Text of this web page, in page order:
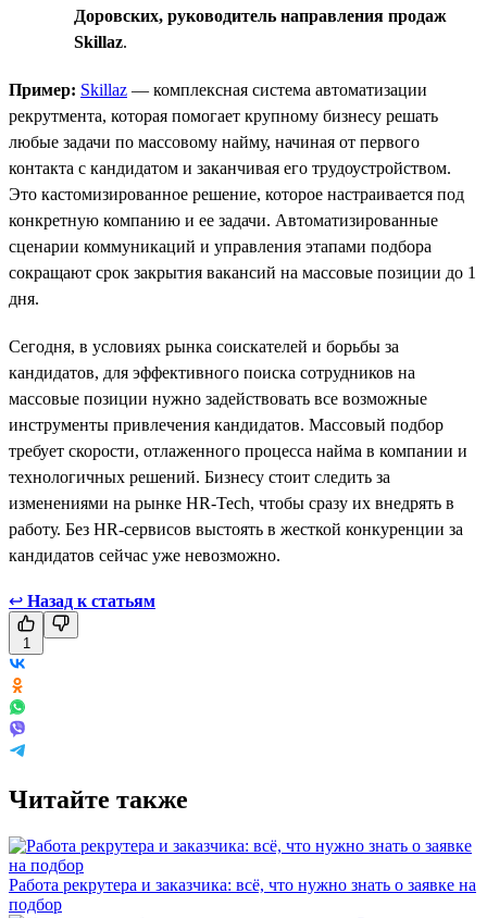
Доровских, руководитель направления продаж
Skillaz.
Пример: Skillaz — комплексная система автоматизации
рекрутмента, которая помогает крупному бизнесу решать
любые задачи по массовому найму, начиная от первого
контакта с кандидатом и заканчивая его трудоустройством.
Это кастомизированное решение, которое настраивается под
конкретную компанию и ее задачи. Автоматизированные
сценарии коммуникаций и управления этапами подбора
сокращают срок закрытия вакансий на массовые позиции до 1
дня.
Сегодня, в условиях рынка соискателей и борьбы за
кандидатов, для эффективного поиска сотрудников на
массовые позиции нужно задействовать все возможные
инструменты привлечения кандидатов. Массовый подбор
требует скорости, отлаженного процесса найма в компании и
технологичных решений. Бизнесу стоит следить за
изменениями на рынке HR-Tech, чтобы сразу их внедрять в
работу. Без HR-сервисов выстоять в жесткой конкуренции за
кандидатов сейчас уже невозможно.
↩ Назад к статьям
1
Читайте также
Работа рекрутера и заказчика: всё, что нужно знать о заявке на
подбор